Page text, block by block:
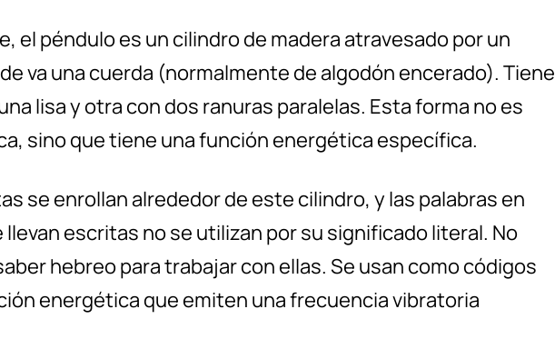
el péndulo es un cilindro de madera atravesado por un
va una cuerda (normalmente de algodón encerado). Tiene
lisa y otra con dos ranuras paralelas. Esta forma no es
sino que tiene una función energética específica.
se enrollan alrededor de este cilindro, y las palabras en
llevan escritas no se utilizan por su significado literal. No
hebreo para trabajar con ellas. Se usan como códigos
energética que emiten una frecuencia vibratoria